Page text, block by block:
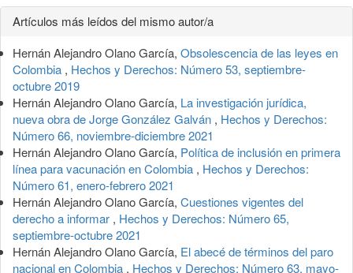
Detalles
del
artículo
Artículos más leídos del mismo autor/a
Hernán Alejandro Olano García, Obsolescencia de las leyes en
Colombia , Hechos y Derechos: Número 53, septiembre-
octubre 2019
Hernán Alejandro Olano García, La investigación jurídica,
nueva obra de Jorge González Galván , Hechos y Derechos:
Número 66, noviembre-diciembre 2021
Hernán Alejandro Olano García, Política de inclusión en primera
línea para vacunación en Colombia , Hechos y Derechos:
Número 61, enero-febrero 2021
Hernán Alejandro Olano García, Cuestiones vigentes del
derecho a informar , Hechos y Derechos: Número 65,
septiembre-octubre 2021
Hernán Alejandro Olano García, El abecé de términos del paro
nacional en Colombia , Hechos y Derechos: Número 63, mayo-